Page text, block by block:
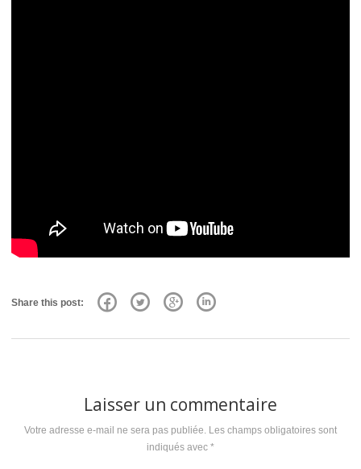
Share this post:
Laisser un commentaire
Votre adresse e-mail ne sera pas publiée. Les champs obligatoires sont
indiqués avec *